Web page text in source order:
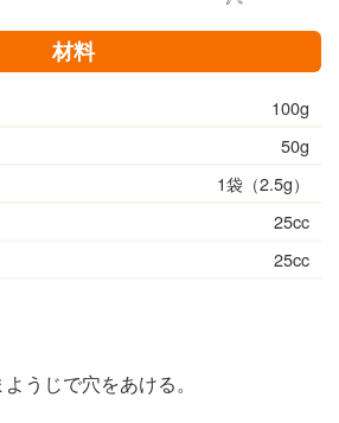
材料
100g
50g
1袋（2.5g）
25cc
25cc
うじで穴をあける。